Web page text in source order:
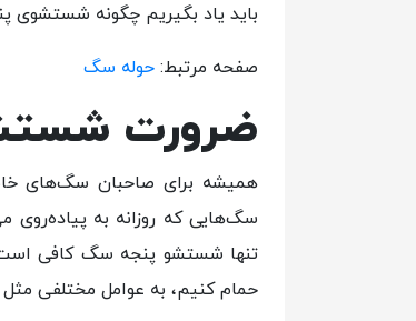
باید یاد بگیریم چگونه شستشوی
صفحه مرتبط: حوله سگ
ضرورت
همیشه برای صاحبان سگ‌های
سگ‌ها‌یی که روزانه به پیاده‌روی
تنها شستشو پنجه سگ کافی است
حمام کنیم، به عوامل مختلفی